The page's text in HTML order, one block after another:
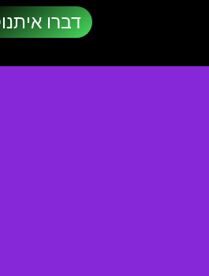
דברו איתנו